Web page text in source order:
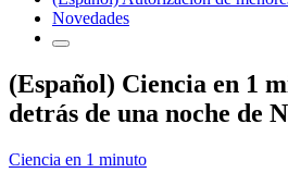
Novedades
(Español) Ciencia en 1
detrás de una noche de
Ciencia en 1 minuto